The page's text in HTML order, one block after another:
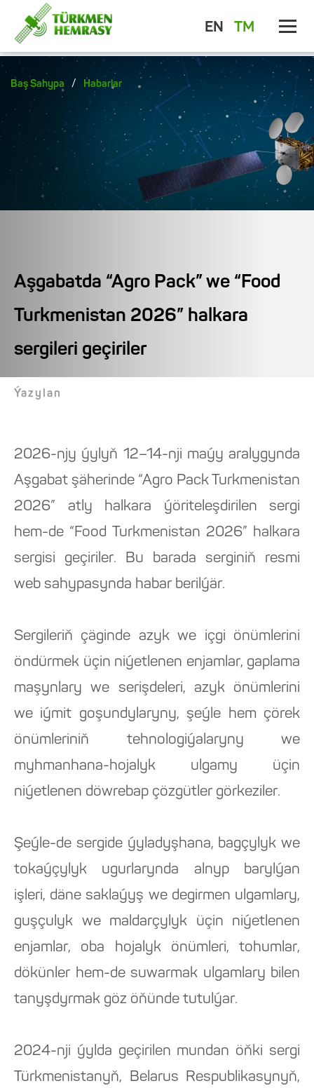
EN TM
Baş Sahypa / Habarlar
Aşgabatda “Agro Pack” we “Food
Turkmenistan 2026” halkara
sergileri geçiriler
Ýazylan
2026-njy ýylyň 12–14-nji maýy aralygynda
Aşgabat şäherinde “Agro Pack Turkmenistan
2026” atly halkara ýöriteleşdirilen sergi
hem-de “Food Turkmenistan 2026” halkara
sergisi geçiriler. Bu barada serginiň resmi
web sahypasynda habar berilýär.
Sergileriň çäginde azyk we içgi önümlerini
öndürmek üçin niýetlenen enjamlar, gaplama
maşynlary we serişdeleri, azyk önümlerini
we iýmit goşundylaryny, şeýle hem çörek
önümleriniň tehnologiýalaryny we
myhmanhana-hojalyk ulgamy üçin
niýetlenen döwrebap çözgütler görkeziler.
Şeýle-de sergide ýyladyşhana, bagçylyk we
tokaýçylyk ugurlarynda alnyp barylýan
işleri, däne saklaýyş we degirmen ulgamlary,
guşçulyk we maldarçylyk üçin niýetlenen
enjamlar, oba hojalyk önümleri, tohumlar,
dökünler hem-de suwarmak ulgamlary bilen
tanyşdyrmak göz öňünde tutulýar.
2024-nji ýylda geçirilen mundan öňki sergi
Türkmenistanyň, Belarus Respublikasynyň,